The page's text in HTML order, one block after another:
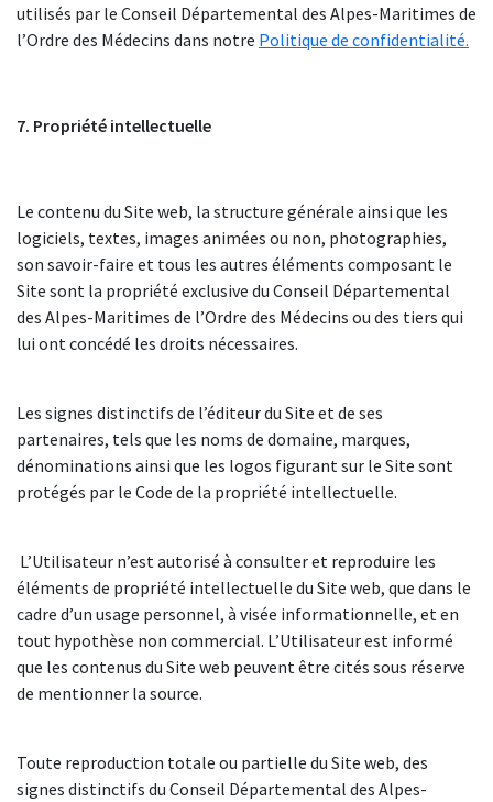
utilisés par le Conseil Départemental des Alpes-Maritimes de
l’Ordre des Médecins dans notre Politique de confidentialité.
7. Propriété intellectuelle
Le contenu du Site web, la structure générale ainsi que les
logiciels, textes, images animées ou non, photographies,
son savoir-faire et tous les autres éléments composant le
Site sont la propriété exclusive du Conseil Départemental
des Alpes-Maritimes de l’Ordre des Médecins ou des tiers qui
lui ont concédé les droits nécessaires.
Les signes distinctifs de l’éditeur du Site et de ses
partenaires, tels que les noms de domaine, marques,
dénominations ainsi que les logos figurant sur le Site sont
protégés par le Code de la propriété intellectuelle.
L’Utilisateur n’est autorisé à consulter et reproduire les
éléments de propriété intellectuelle du Site web, que dans le
cadre d’un usage personnel, à visée informationnelle, et en
tout hypothèse non commercial. L’Utilisateur est informé
que les contenus du Site web peuvent être cités sous réserve
de mentionner la source.
Toute reproduction totale ou partielle du Site web, des
signes distinctifs du Conseil Départemental des Alpes-